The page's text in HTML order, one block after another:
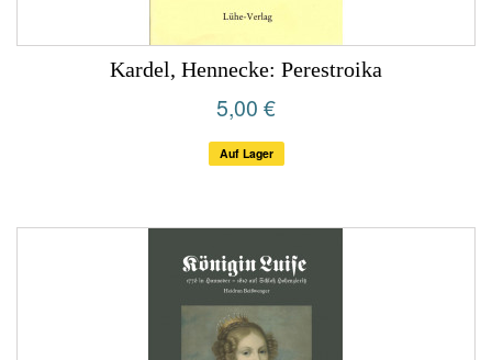
Kardel, Hennecke: Perestroika
5,00 €
Auf Lager